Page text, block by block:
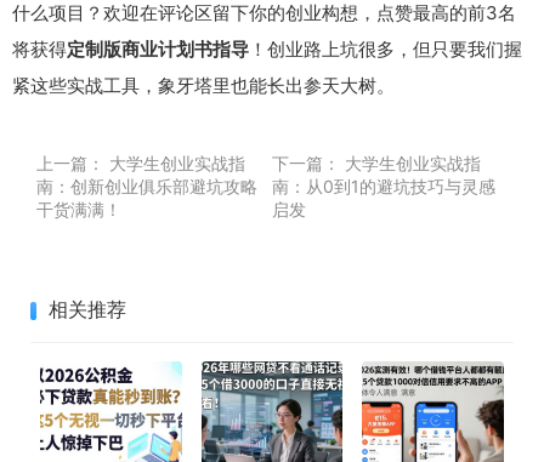
什么项目？欢迎在评论区留下你的创业构想，点赞最高的前3名
将获得定制版商业计划书指导 ！创业路上坑很多，但只要我们握
紧这些实战工具，象牙塔里也能长出参天大树。
上一篇：
大学生创业实战指
南：创新创业俱乐部避坑攻略
干货满满！
下一篇：
大学生创业实战指
南：从0到1的避坑技巧与灵感
启发
相关推荐